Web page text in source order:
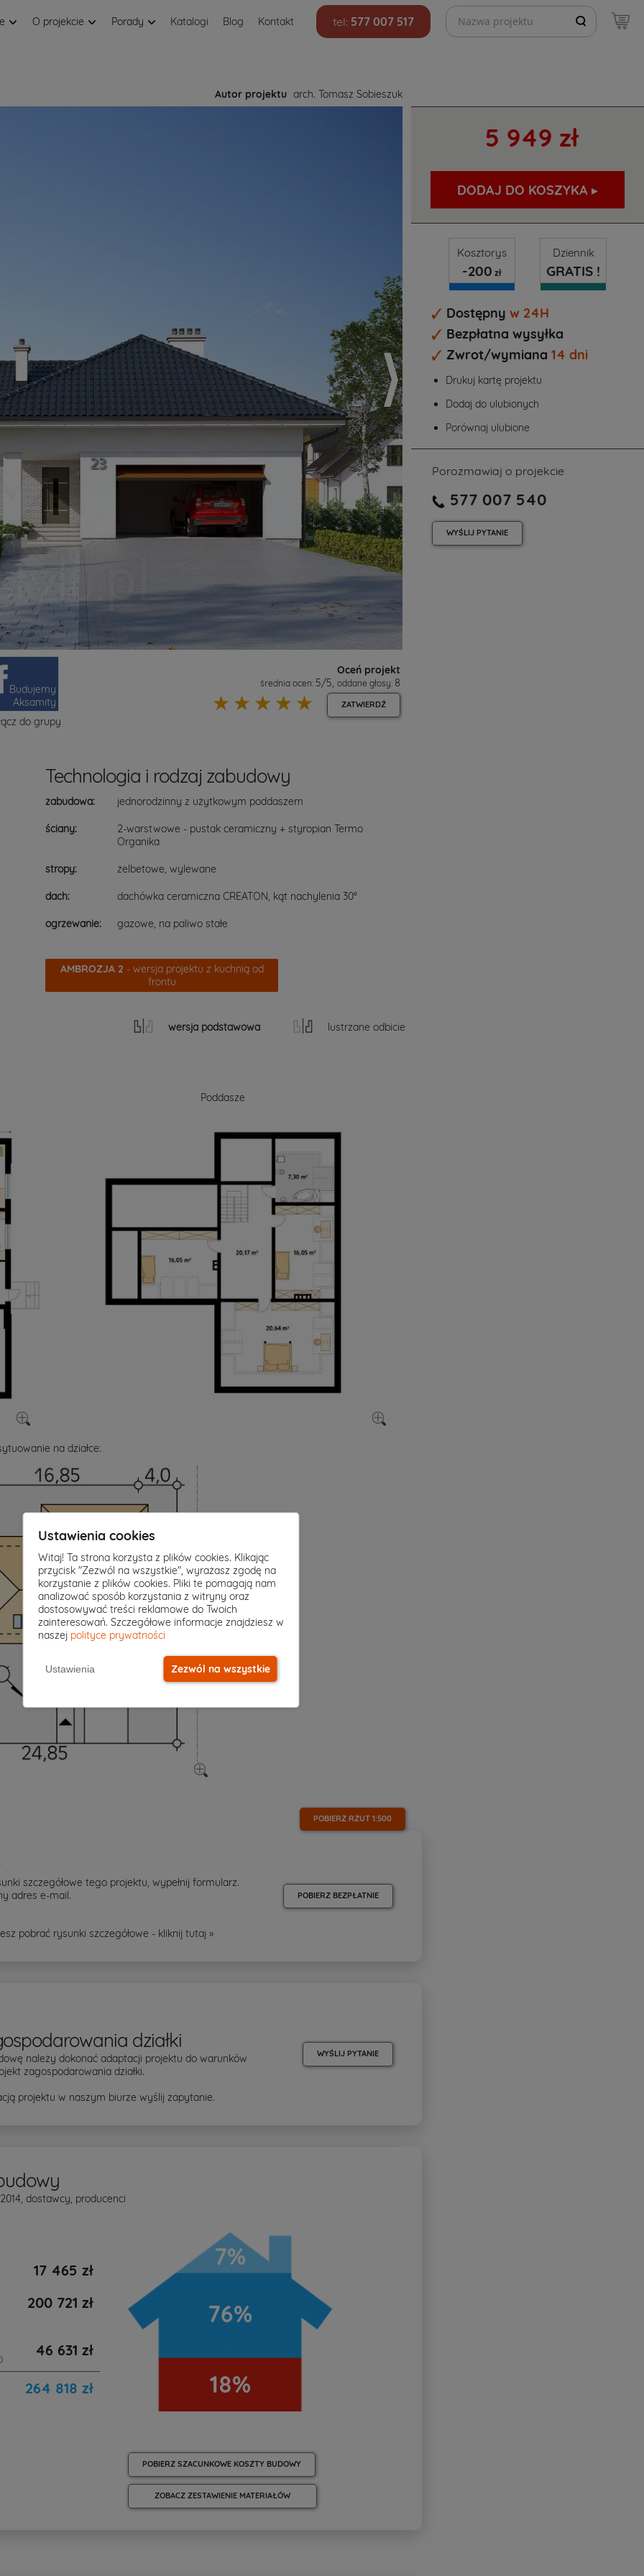
O projekcie Porady Katalogi Blog Kontakt tel: 577 007 517
Szukaj projektów
Autor projektu arch. Tomasz Sobieszuk
Budujemy
Aksamity
do grupy
Oceń projekt
średnia ocen: 5/5, oddane głosy: 8
☆
☆
☆
☆
☆ ZATWIERDŹ
5 949 zł
DODAJ DO KOSZYKA ▸
Kosztorys
-200 zł
Dziennik
GRATIS !
Dostępny w 24H
Bezpłatna wysyłka
Zwrot/wymiana 14 dni
Drukuj kartę projektu
Dodaj do ulubionych
Porównaj ulubione
Porozmawiaj o projekcie
577 007 540
WYŚLIJ PYTANIE
Technologia i rodzaj zabudowy
zabudowa: jednorodzinny z użytkowym poddaszem
ściany:
2-warstwowe - pustak ceramiczny + styropian Termo
Organika
stropy: żelbetowe, wylewane
dach: dachówka ceramiczna CREATON, kąt nachylenia 30°
ogrzewanie: gazowe, na paliwo stałe
AMBROZJA 2 - wersja projektu z kuchnią od
frontu
wersja podstawowa lustrzane odbicie
Poddasze
na działce:
POBIERZ RZUT 1:500
szczegółowe tego projektu, wypełnij formularz.
adres e-mail.
pobrać rysunki szczegółowe - kliknijtutaj »
POBIERZ BEZPŁATNIE
działki
należy dokonać adaptacji projektu do warunków
zagospodarowania działki.
projektu w naszym biurze wyślij zapytanie.
WYŚLIJ PYTANIE
dostawcy, producenci
7%
76%
18%
17 465 zł
200 721 zł
46 631 zł
264 818 zł
POBIERZ SZACUNKOWE KOSZTY BUDOWY
ZOBACZ ZESTAWIENIE MATERIAŁÓW
Ustawienia cookies
Witaj! Ta strona korzysta z plików cookies. Klikając
przycisk "Zezwól na wszystkie", wyrażasz zgodę na
korzystanie z plików cookies. Pliki te pomagają nam
analizować sposób korzystania z witryny oraz
dostosowywać treści reklamowe do Twoich
zainteresowań. Szczegółowe informacje znajdziesz w
naszej polityce prywatności
Ustawienia Zezwól na wszystkie